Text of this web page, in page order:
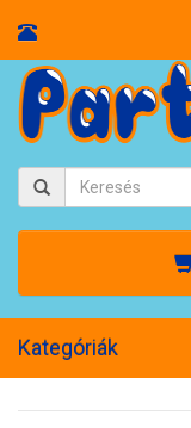
Kategóriák